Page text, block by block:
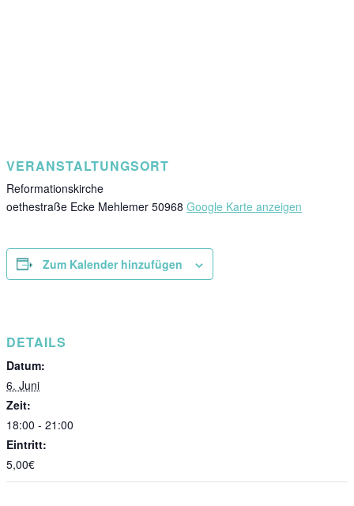
VERANSTALTUNGSORT
Reformationskirche
oethestraße Ecke Mehlemer 50968 Google Karte anzeigen
Zum Kalender hinzufügen
DETAILS
Datum:
6. Juni
Zeit:
18:00 - 21:00
Eintritt:
5,00€